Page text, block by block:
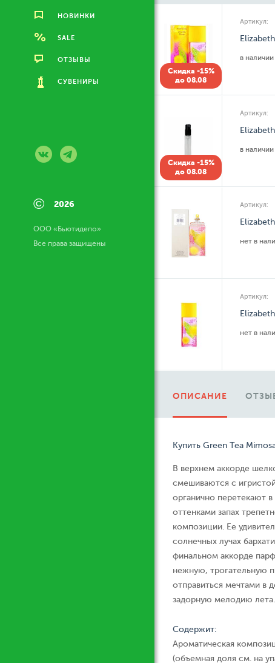
НОВИНКИ
SALE
ОТЗЫВЫ
СУВЕНИРЫ
© 2026
ООО «Бьютидепо»
Все права защищены
Скидка -15%
до 08.08
Артикул:
в наличии
Скидка -15%
до 08.08
Артикул:
в наличии
Артикул:
нет в
Артикул:
нет в
ОПИСАНИЕ
Купить Green Tea
В верхнем аккорде
смешиваются с
органично перетекают
оттенками запах
композиции. Ее
солнечных лучах
финальном аккорде
нежную, трогательную
отправиться мечтами в
задорную мелодию лета.
Содержит:
Ароматическая
(объемная доля см. на